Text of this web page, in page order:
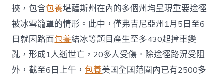
挾，包含包養堪薩斯州在內的多個州均呈現重要途徑
被冰雪籠罩的情形。此中，僅弗吉尼亞州1月5日至6
日就因路面包養結冰等題目產生至多430起撞車變
亂，形成1人逝世亡，20多人受傷。除途徑路況受阻
外，截至6日上午，包養美國全國范圍內已有2500多